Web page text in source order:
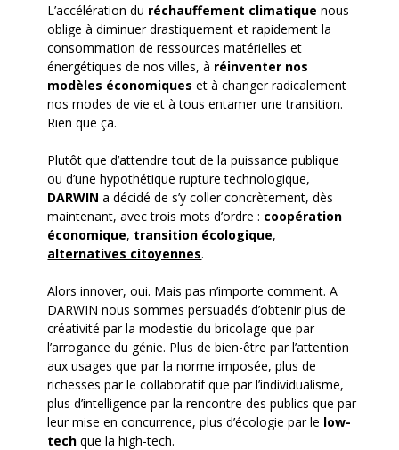
L’accélération du réchauffement climatique nous
oblige à diminuer drastiquement et rapidement la
consommation de ressources matérielles et
énergétiques de nos villes, à réinventer nos
modèles économiques et à changer radicalement
nos modes de vie et à tous entamer une transition.
Rien que ça.
Plutôt que d’attendre tout de la puissance publique
ou d’une hypothétique rupture technologique,
DARWIN a décidé de s’y coller concrètement, dès
maintenant, avec trois mots d’ordre : coopération
économique, transition écologique,
alternatives citoyennes.
Alors innover, oui. Mais pas n’importe comment. A
DARWIN nous sommes persuadés d’obtenir plus de
créativité par la modestie du bricolage que par
l’arrogance du génie. Plus de bien-être par l’attention
aux usages que par la norme imposée, plus de
richesses par le collaboratif que par l’individualisme,
plus d’intelligence par la rencontre des publics que par
leur mise en concurrence, plus d’écologie par le low-
tech que la high-tech.